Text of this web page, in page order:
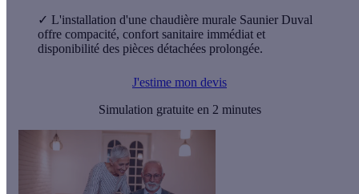
✓ L'installation d'une chaudière murale Saunier Duval
offre compacité, confort sanitaire immédiat et
disponibilité des pièces détachées prolongée.
J'estime mon devis
Simulation gratuite en 2 minutes